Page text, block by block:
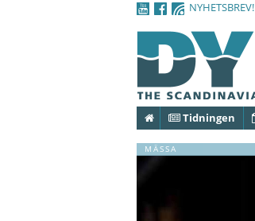
NYHETSBREV!
HemTidningen
MÄSSA